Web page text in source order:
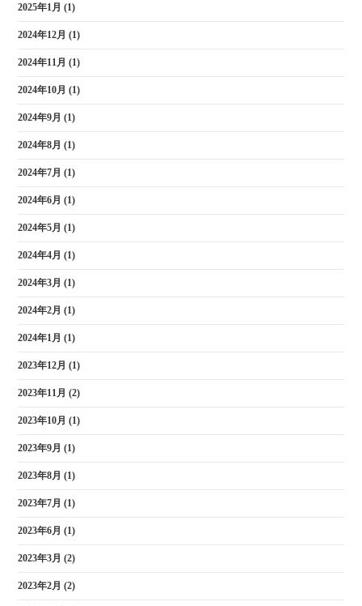
2025年1月 (1)
2024年12月 (1)
2024年11月 (1)
2024年10月 (1)
2024年9月 (1)
2024年8月 (1)
2024年7月 (1)
2024年6月 (1)
2024年5月 (1)
2024年4月 (1)
2024年3月 (1)
2024年2月 (1)
2024年1月 (1)
2023年12月 (1)
2023年11月 (2)
2023年10月 (1)
2023年9月 (1)
2023年8月 (1)
2023年7月 (1)
2023年6月 (1)
2023年3月 (2)
2023年2月 (2)